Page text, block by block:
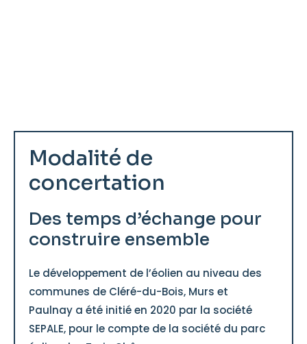
Modalité de
concertation
Des temps d’échange pour
construire ensemble
Le développement de l’éolien au niveau des
communes de Cléré-du-Bois, Murs et
Paulnay a été initié en 2020 par la société
SEPALE, pour le compte de la société du parc